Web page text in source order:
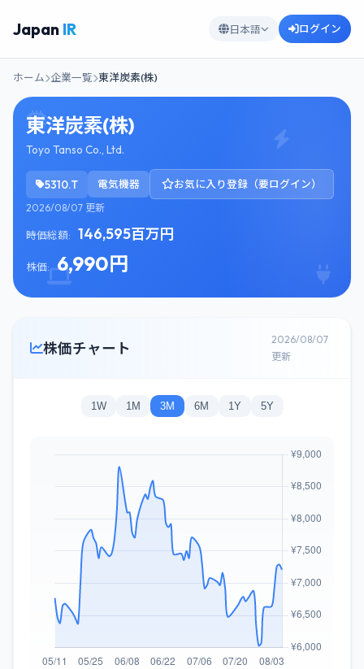
Japan IR 日本語 ログイン
ホーム 企業一覧 東洋炭素(株)
東洋炭素(株)
Toyo Tanso Co., Ltd.
5310.T 電気機器 お気に入り登録（要ログイン）
2026/08/07 更新
時価総額: 146,595百万円
株価: 6,990円
株価チャート
2026/08/07
更新
1W 1M 3M 6M 1Y 5Y